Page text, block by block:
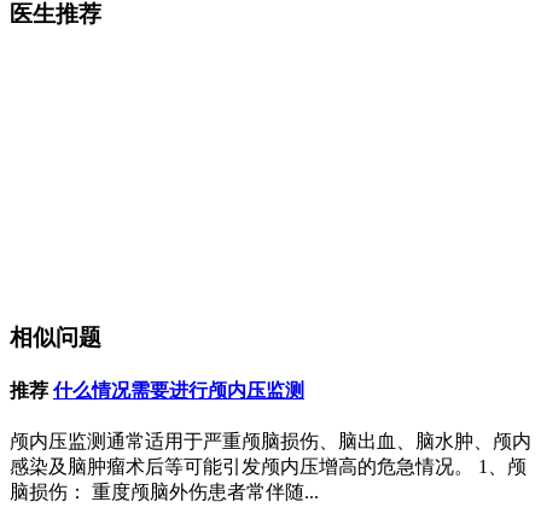
医生推荐
相似问题
推荐 什么情况需要进行颅内压监测
颅内压监测通常适用于严重颅脑损伤、脑出血、脑水肿、颅内
感染及脑肿瘤术后等可能引发颅内压增高的危急情况。 1、颅
脑损伤： 重度颅脑外伤患者常伴随...